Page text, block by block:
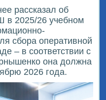
рассказал об
в 2025/26 учебном
сбора оперативной
– в соответствии с
она должна
2026 года.